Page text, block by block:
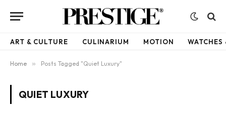
ART & CULTURE CULINARIUM MOTION WATCHES
Home » Posts Tagged "Quiet Luxury"
QUIET LUXURY